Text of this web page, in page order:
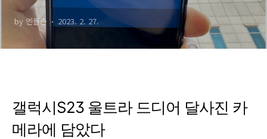
by 엔돌슨 2023. 2. 27.
갤럭시S23 울트라 드디어 달사진 카
메라에 담았다